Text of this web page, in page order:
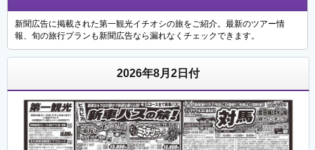
新聞広告に掲載された第一観光イチオシの旅をご紹介。最新のツアー情
報、旬の旅行プランも新聞広告なら漏れなくチェックできます。
2026年8月2日付